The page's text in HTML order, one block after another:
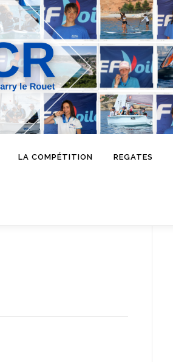
LA COMPÉTITION REGATES